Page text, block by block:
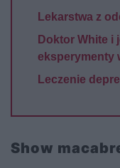
Lekarstwa z
Doktor White i
eksperymenty
Leczenie
Show